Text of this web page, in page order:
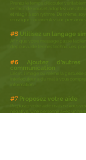
Prenez le temps d’écouter
en face de vous et adoptez une
et réagir à son rythme. De même,
renseignez ou orientez une
#5 Utilisez un langage
Afin que votre message passe
dépourvu de termes techniques,
#6 Ajoutez
communication
L’écrit, l’image ou même la
interlocuteur a du mal à vous
#7 Proposez votre aide
Proposez votre aide mais ne vous
négative. Une personne avec un